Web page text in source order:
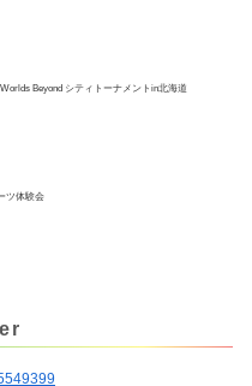
Beyond シティトーナメントin北海道
ツ体験会